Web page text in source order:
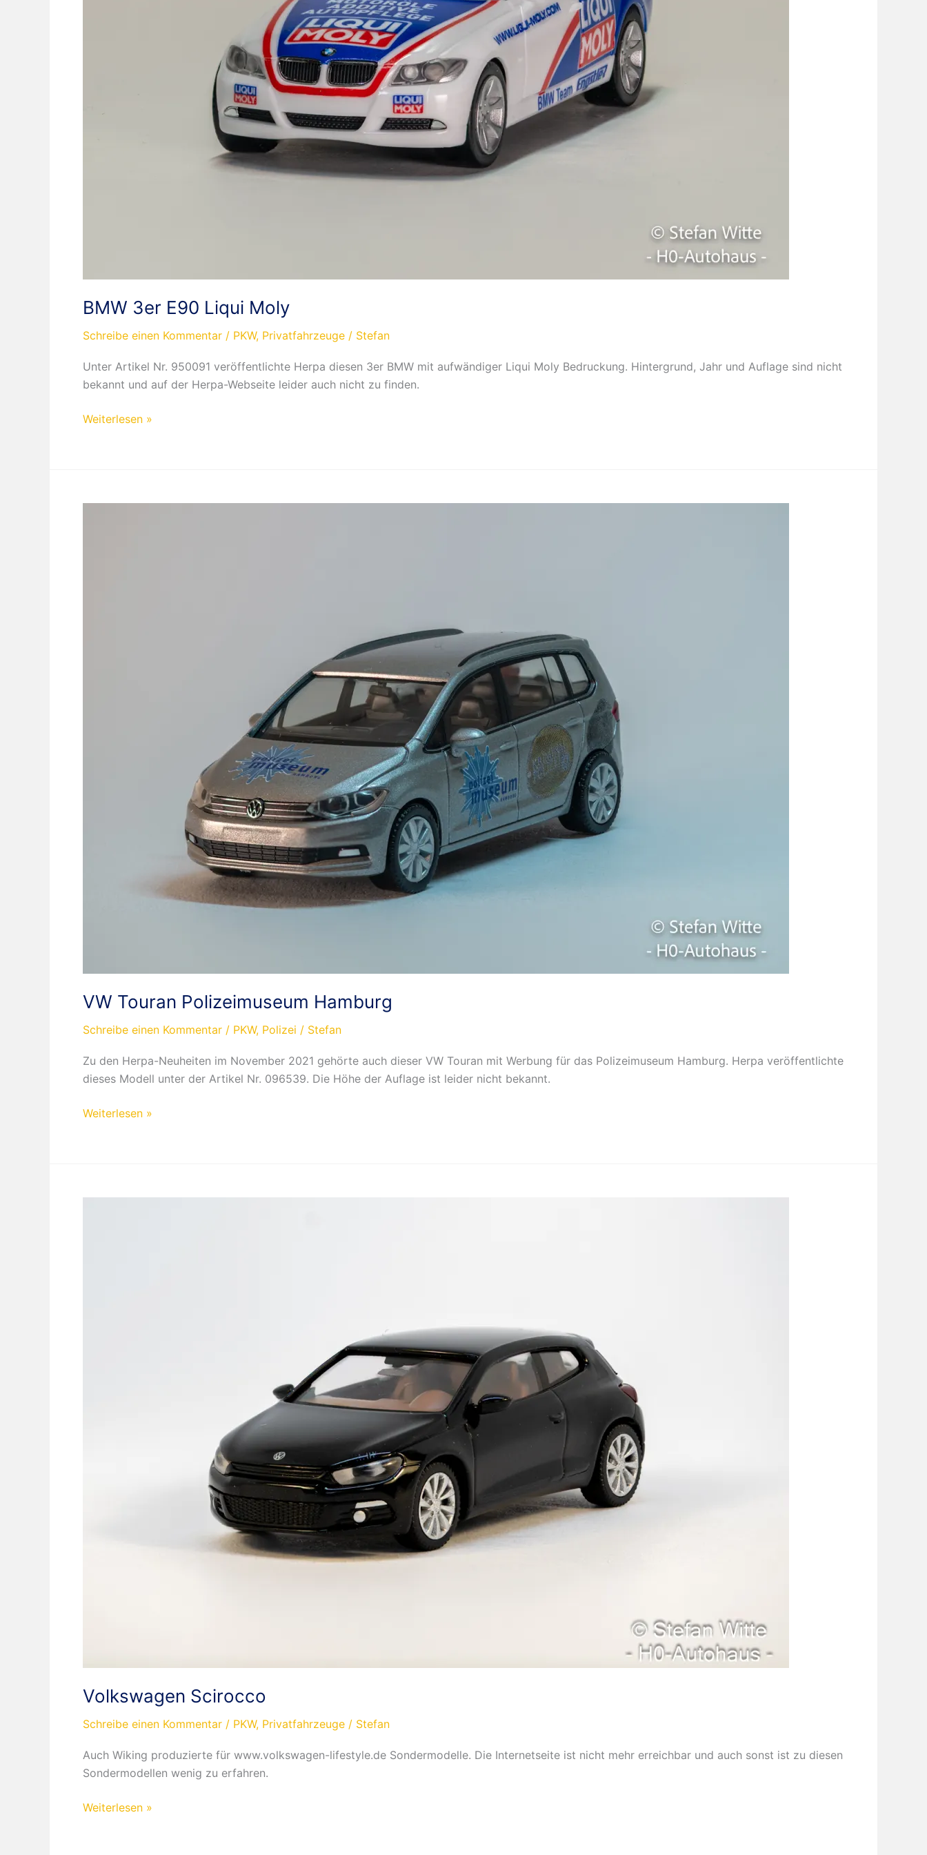
BMW 3er E90 Liqui Moly
Schreibe einen Kommentar / PKW, Privatfahrzeuge / Stefan
Unter Artikel Nr. 950091 veröffentlichte Herpa diesen 3er BMW mit aufwändiger Liqui Moly Bedruckung. Hintergrund, Jahr und Auflage sind nicht
bekannt und auf der Herpa-Webseite leider auch nicht zu finden.
BMW
Weiterlesen »
VW Touran Polizeimuseum Hamburg
Schreibe einen Kommentar / PKW, Polizei / Stefan
Zu den Herpa-Neuheiten im November 2021 gehörte auch dieser VW Touran mit Werbung für das Polizeimuseum Hamburg. Herpa veröffentlichte
dieses Modell unter der Artikel Nr. 096539. Die Höhe der Auflage ist leider nicht bekannt.
VW
Weiterlesen »
Volkswagen Scirocco
Schreibe einen Kommentar / PKW, Privatfahrzeuge / Stefan
Auch Wiking produzierte für www.volkswagen-lifestyle.de Sondermodelle. Die Internetseite ist nicht mehr erreichbar und auch sonst ist zu diesen
Sondermodellen wenig zu erfahren.
Volkswagen
Weiterlesen »